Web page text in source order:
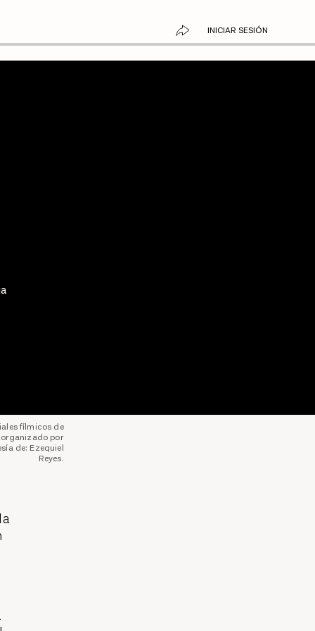
INICIAR SESIÓN
fílmicos de
organizado por
de: Ezequiel
Reyes.